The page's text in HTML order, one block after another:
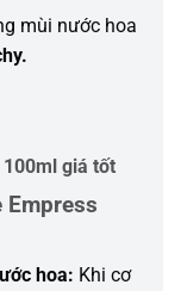
mùi nước hoa
giá tốt
Empress
hoa: Khi cơ